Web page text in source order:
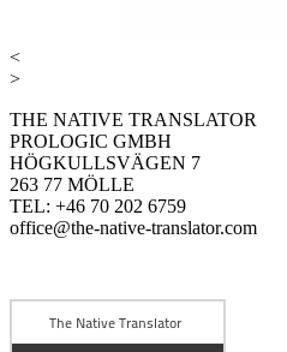
<
>
THE NATIVE TRANSLATOR
PROLOGIC GMBH
HÖGKULLSVÄGEN 7
263 77 MÖLLE
TEL: +46 70 202 6759
office@the-native-translator.com